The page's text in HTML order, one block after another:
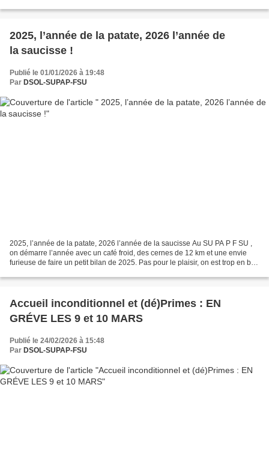
2025, l’année de la patate, 2026 l’année de
la saucisse !
Publié le 01/01/2026 à 19:48
Par DSOL-SUPAP-FSU
2025, l’année de la patate, 2026 l’année de la saucisse Au SU PA P F SU ,
on démarre l’année avec un café froid, des cernes de 12 km et une envie
furieuse de faire un petit bilan de 2025. Pas pour le plaisir, on est trop en bad
Accueil inconditionnel et (dé)Primes : EN
GRÉVE LES 9 et 10 MARS
Publié le 24/02/2026 à 15:48
Par DSOL-SUPAP-FSU